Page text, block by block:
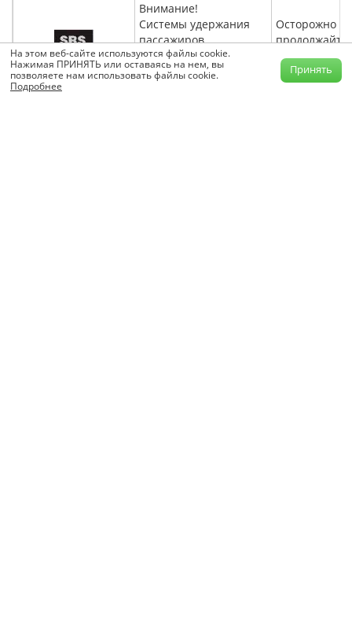
Красная
предупредительная
сигнальная лампа
Внимание!
Системы удержания
пассажиров
неисправны. Может
произойти
Осторожно
продолжайте
движение.
Немедленно
обратитесь в
На этом веб-сайте используются файлы cookie.
Нажимая ПРИНЯТЬ или оставаясь на нем, вы
позволяете нам использовать файлы cookie.
Подробнее
Принять